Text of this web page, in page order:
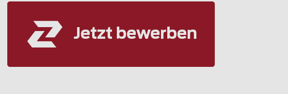
Jetzt bewerben